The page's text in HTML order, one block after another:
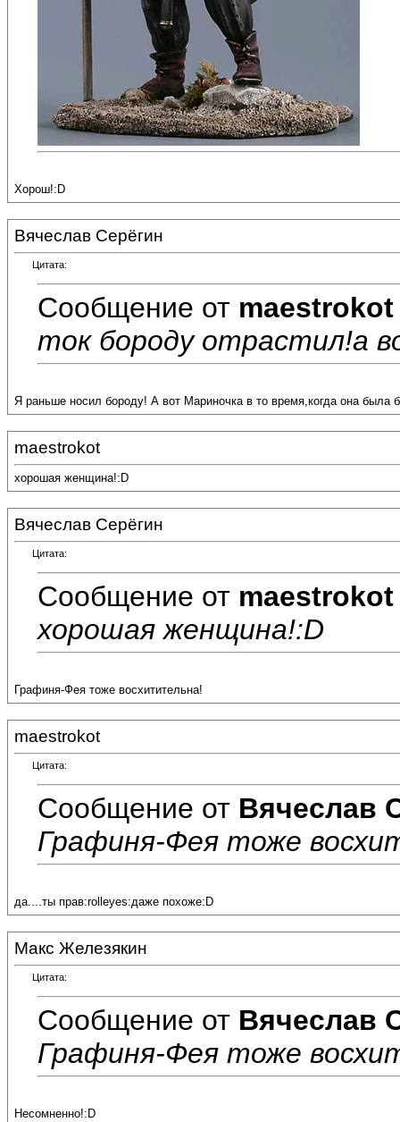
Хорош!:D
Вячеслав Серёгин
Цитата:
Сообщение от maestrokot
ток бороду отрастил!а
Я раньше носил бороду! А вот Мариночка в то время,когда она была
maestrokot
хорошая женщина!:D
Вячеслав Серёгин
Цитата:
Сообщение от maestrokot
хорошая женщина!:D
Графиня-Фея тоже восхитительна!
maestrokot
Цитата:
Сообщение от Вячеслав
Графиня-Фея тоже
да....ты прав:rolleyes:даже похоже:D
Макс Железякин
Цитата:
Сообщение от Вячеслав
Графиня-Фея тоже
Несомненно!:D